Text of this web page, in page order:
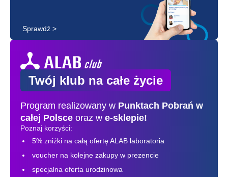
Sprawdź >
Twój klub na całe życie
Program realizowany w Punktach Pobrań w
całej Polsce oraz w e-sklepie!
Poznaj korzyści:
5% zniżki na całą ofertę ALAB laboratoria
voucher na kolejne zakupy w prezencie
specjalna oferta urodzinowa